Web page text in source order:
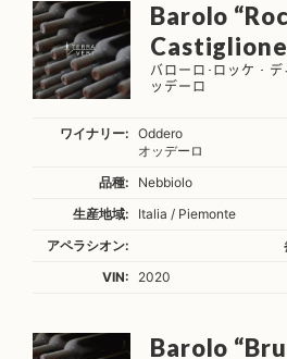
Barolo
バローロ･ロッケ・
ッデーロ
ワイナリー:
Oddero
オッデーロ
品種:
Nebbiolo
生産地域:
Italia / Piemonte
アペラシオン:
VIN:
2020
Barolo